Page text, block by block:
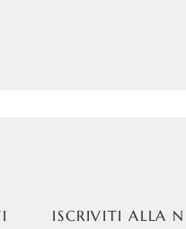
ISCRIVITI ALLA